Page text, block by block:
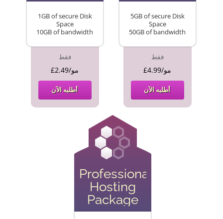
1GB of secure Disk
Space
10GB of bandwidth
فقط
£2.49/مو
أطلبه الآن
5GB of secure Disk
Space
50GB of bandwidth
فقط
£4.99/مو
أطلبه الآن
Professional
Hosting
Package